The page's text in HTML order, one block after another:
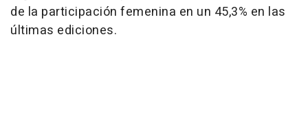
de la participación femenina en un 45,3% en las
últimas ediciones.